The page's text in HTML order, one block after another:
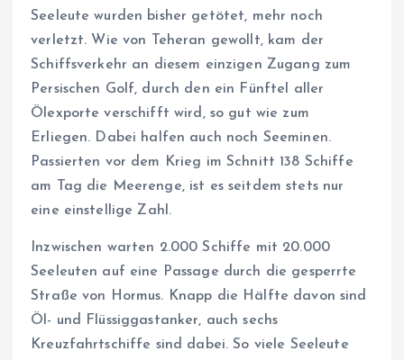
Seeleute wurden bisher getötet, mehr noch
verletzt. Wie von Teheran gewollt, kam der
Schiffsverkehr an diesem einzigen Zugang zum
Persischen Golf, durch den ein Fünftel aller
Ölexporte verschifft wird, so gut wie zum
Erliegen. Dabei halfen auch noch Seeminen.
Passierten vor dem Krieg im Schnitt 138 Schiffe
am Tag die Meerenge, ist es seitdem stets nur
eine einstellige Zahl.
Inzwischen warten 2.000 Schiffe mit 20.000
Seeleuten auf eine Passage durch die gesperrte
Straße von Hormus. Knapp die Hälfte davon sind
Öl- und Flüssiggastanker, auch sechs
Kreuzfahrtschiffe sind dabei. So viele Seeleute